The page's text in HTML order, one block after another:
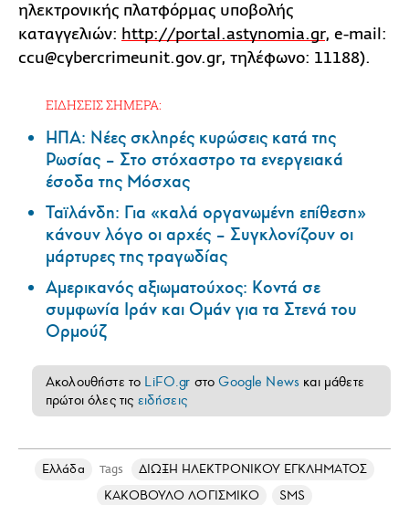
ηλεκτρονικής πλατφόρμας υποβολής
καταγγελιών: http://portal.astynomia.gr, e-mail:
ccu@cybercrimeunit.gov.gr, τηλέφωνο: 11188).
ΕΙΔΗΣΕΙΣ ΣΗΜΕΡΑ:
ΗΠΑ: Nέες σκληρές κυρώσεις κατά της
Ρωσίας – Στο στόχαστρο τα ενεργειακά
έσοδα της Μόσχας
Ταϊλάνδη: Για «καλά οργανωμένη επίθεση»
κάνουν λόγο οι αρχές – Συγκλονίζουν οι
μάρτυρες της τραγωδίας
Αμερικανός αξιωματούχος: Κοντά σε
συμφωνία Ιράν και Ομάν για τα Στενά του
Ορμούζ
Ακολουθήστε το LiFO.gr στοGoogle News και μάθετε
πρώτοι όλες τις ειδήσεις
Ελλάδα Tags
ΔΙΩΞΗ ΗΛΕΚΤΡΟΝΙΚΟΥ ΕΓΚΛΗΜΑΤΟΣ
ΚΑΚΟΒΟΥΛΟ ΛΟΓΙΣΜΙΚΟ
SMS